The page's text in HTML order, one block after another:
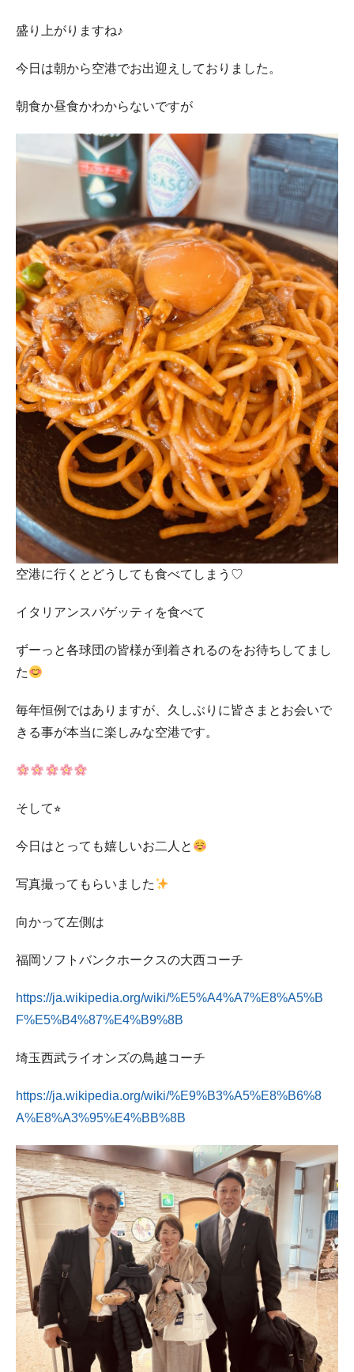
盛り上がりますね♪
今日は朝から空港でお出迎えしておりました。
朝食か昼食かわからないですが
空港に行くとどうしても食べてしまう♡
イタリアンスパゲッティを食べて
ずーっと各球団の皆様が到着されるのをお待ちしてまし
た
毎年恒例ではありますが、久しぶりに皆さまとお会いで
きる事が本当に楽しみな空港です。
そして⭐︎
今日はとっても嬉しいお二人と
写真撮ってもらいました
向かって左側は
福岡ソフトバンクホークスの大西コーチ
https://ja.wikipedia.org/wiki/%E5%A4%A7%E8%A5%B
F%E5%B4%87%E4%B9%8B
埼玉西武ライオンズの鳥越コーチ
https://ja.wikipedia.org/wiki/%E9%B3%A5%E8%B6%8
A%E8%A3%95%E4%BB%8B